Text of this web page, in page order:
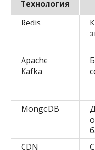
Технология
Redis
Apache
Kafka
MongoDB
CDN